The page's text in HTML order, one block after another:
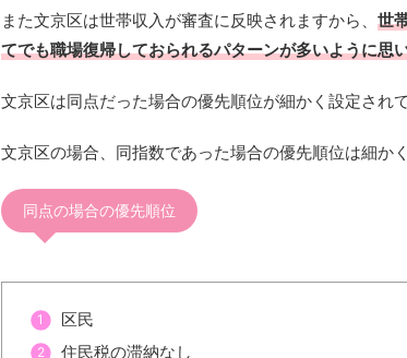
また文京区は世帯収入が審査に反映されますから、 世
てでも職場復帰しておられるパターンが多いように思
文京区は同点だった場合の優先順位が細かく設定されて
文京区の場合、同指数であった場合の優先順位は細か
同点の場合の優先順位
区民
住民税の滞納なし